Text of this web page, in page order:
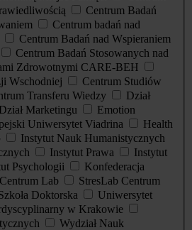
Centrum Badań
Centrum badań nad
Centrum Badań nad Wspieraniem
Centrum Badań Stosowanych nad
Zdrowotnymi CARE-BEH
Wschodniej
Centrum Studiów
Transferu Wiedzy
Dział
Dział Marketingu
Emotion
Uniwersytet Viadrina
Health
Instytut Nauk Humanistycznych
Instytut Prawa
Instytut
Psychologii
Konfederacja
Lab
StresLab Centrum
Doktorska
Uniwersytet
w Krakowie
Wydział Nauk